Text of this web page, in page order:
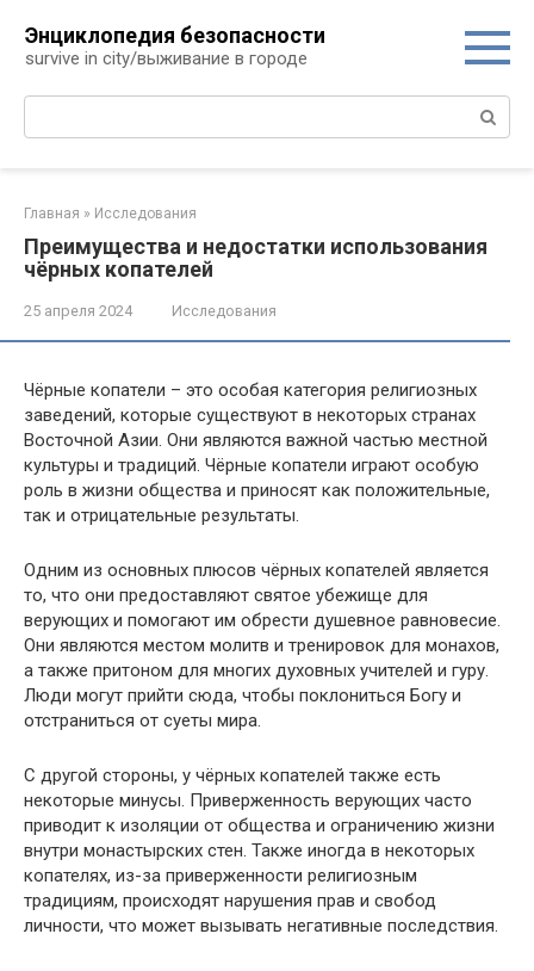
контенту
Энциклопедия безопасности
survive in city/выживание в городе
Поиск:
Главная » Исследования
Преимущества и недостатки использования
чёрных копателей
25 апреля 2024 Исследования
Чёрные копатели – это особая категория религиозных
заведений, которые существуют в некоторых странах
Восточной Азии. Они являются важной частью местной
культуры и традиций. Чёрные копатели играют особую
роль в жизни общества и приносят как положительные,
так и отрицательные результаты.
Одним из основных плюсов чёрных копателей является
то, что они предоставляют святое убежище для
верующих и помогают им обрести душевное равновесие.
Они являются местом молитв и тренировок для монахов,
а также притоном для многих духовных учителей и гуру.
Люди могут прийти сюда, чтобы поклониться Богу и
отстраниться от суеты мира.
С другой стороны, у чёрных копателей также есть
некоторые минусы. Приверженность верующих часто
приводит к изоляции от общества и ограничению жизни
внутри монастырских стен. Также иногда в некоторых
копателях, из-за приверженности религиозным
традициям, происходят нарушения прав и свобод
личности, что может вызывать негативные последствия.